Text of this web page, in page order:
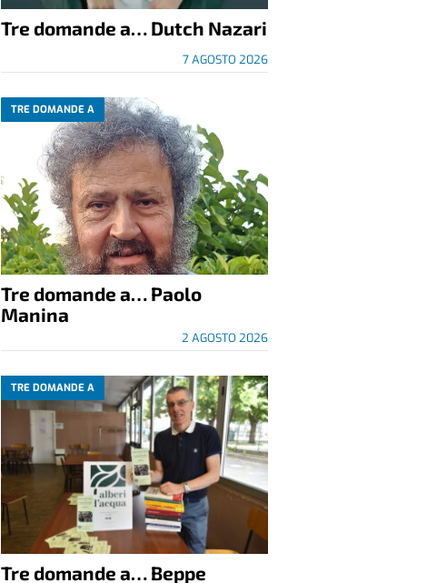
Tre domande a… Dutch Nazari
7 AGOSTO 2026
TRE DOMANDE A
Tre domande a… Paolo
Manina
2 AGOSTO 2026
TRE DOMANDE A
Tre domande a… Beppe